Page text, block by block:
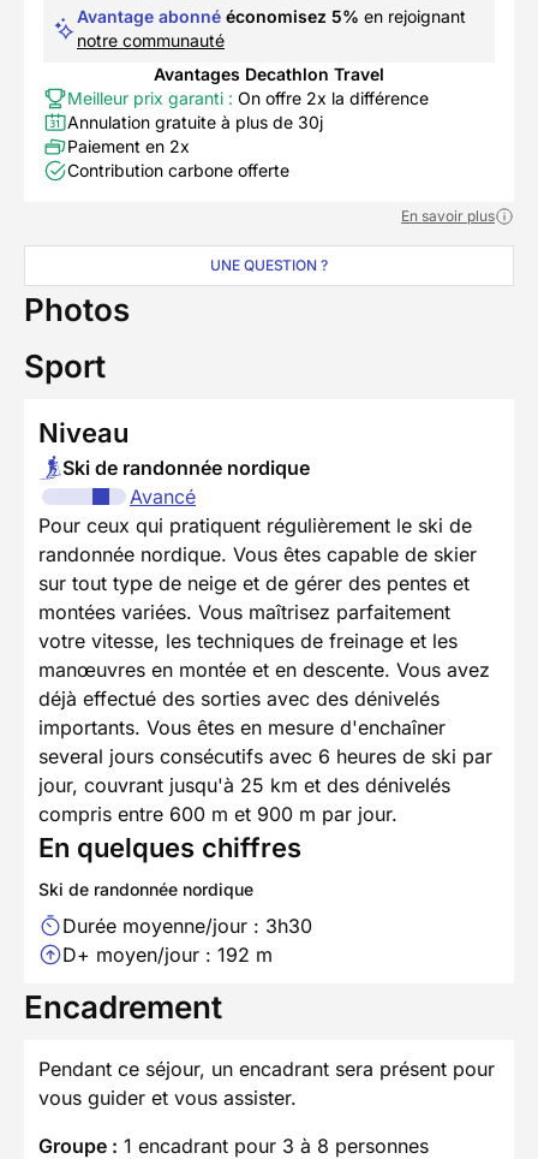
Avantage abonné économisez 5% en rejoignant
notre communauté
Avantages Decathlon Travel
Meilleur prix garanti : On offre 2x la différence
Annulation gratuite à plus de 30j
Paiement en 2x
Contribution carbone offerte
En savoir plus
UNE QUESTION ?
Photos
Sport
Niveau
Ski de randonnée nordique
Avancé
Pour ceux qui pratiquent régulièrement le ski de
randonnée nordique. Vous êtes capable de skier
sur tout type de neige et de gérer des pentes et
montées variées. Vous maîtrisez parfaitement
votre vitesse, les techniques de freinage et les
manœuvres en montée et en descente. Vous avez
déjà effectué des sorties avec des dénivelés
importants. Vous êtes en mesure d'enchaîner
several jours consécutifs avec 6 heures de ski par
jour, couvrant jusqu'à 25 km et des dénivelés
compris entre 600 m et 900 m par jour.
En quelques chiffres
Ski de randonnée nordique
Durée moyenne/jour : 3h30
D+ moyen/jour : 192 m
Encadrement
Pendant ce séjour, un encadrant sera présent pour
vous guider et vous assister.
Groupe : 1 encadrant pour 3 à 8 personnes